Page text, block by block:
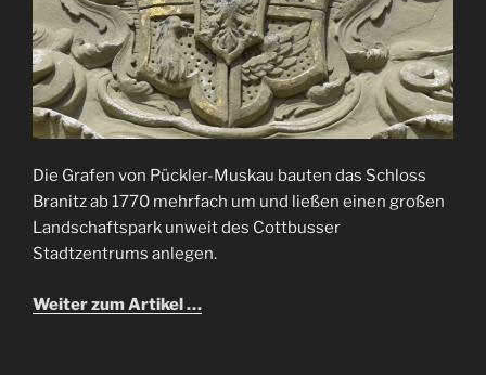
Die Grafen von Pückler-Muskau bauten das Schloss
Branitz ab 1770 mehrfach um und ließen einen großen
Landschaftspark unweit des Cottbusser
Stadtzentrums anlegen.
Weiter zum Artikel …